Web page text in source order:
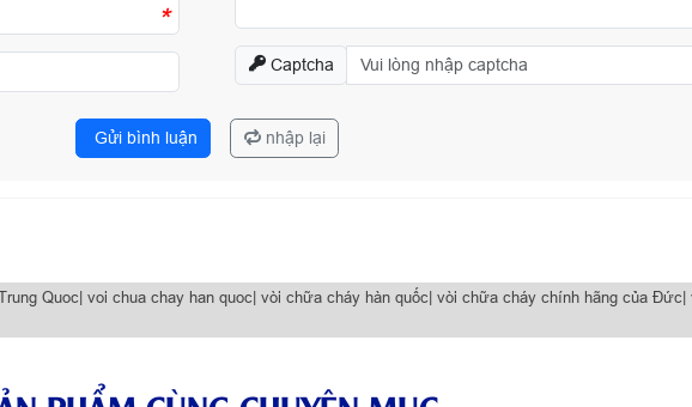
*
Captcha
Gửi bình luận nhập lại
Quoc| voi chua chay han quoc| vòi chữa cháy hàn quốc| vòi chữa cháy chính hãng của Đức|